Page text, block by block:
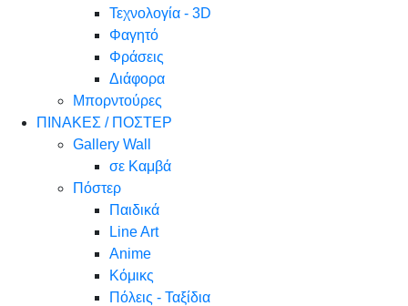
Τεχνολογία - 3D
Φαγητό
Φράσεις
Διάφορα
Μπορντούρες
ΠΙΝΑΚΕΣ / ΠΟΣΤΕΡ
Gallery Wall
σε Καμβά
Πόστερ
Παιδικά
Line Art
Anime
Κόμικς
Πόλεις - Ταξίδια